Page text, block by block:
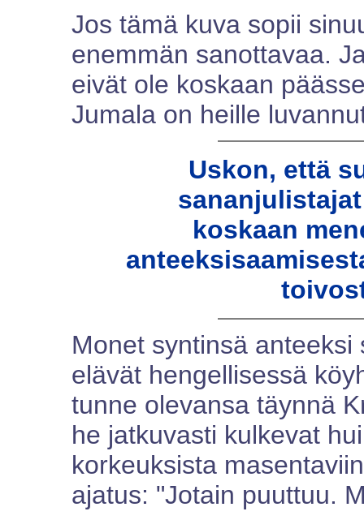
Jos tämä kuva sopii
enemmän sanottavaa.
eivät ole koskaan
Jumala on heille
Uskon, että
koskaan
Monet syntinsä
elävät hengellisessä
tunne olevansa täynnä
he jatkuvasti kulkevat
korkeuksista
ajatus: "Jotain puuttuu.